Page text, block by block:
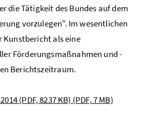
die Tätigkeit des Bundes auf dem
vorzulegen". Im wesentlichen
Kunstbericht als eine
Förderungsmaßnahmen und -
Berichtszeitraum.
(PDF, 8237 KB) (PDF, 7 MB)